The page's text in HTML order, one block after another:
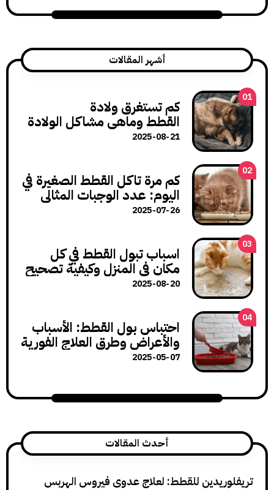
أشهر المقالات
كم تستغرق ولادة
القطط وماهي مشاكل الولادة
وكيف تتعامل معها؟
2025-08-21
كم مرة تاكل القطط الصغيرة في
اليوم: عدد الوجبات المثالي
لنمو صحي
2025-07-26
اسباب تبول القطط في كل
مكان في المنزل وكيفية تصحيح
هذا السلوك
2025-08-20
احتباس بول القطط: الأسباب
والأعراض وطرق العلاج الفورية
2025-05-07
أحدث المقالات
للقطط: لعلاج عدوى فيروس الهربس